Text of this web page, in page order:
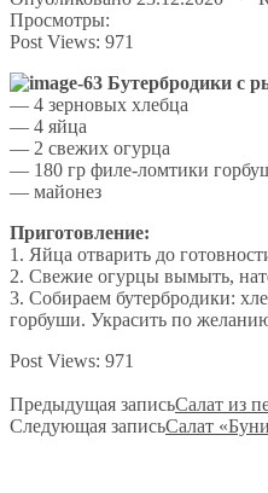
Просмотры:
Post Views: 971
— 4 зерновых хлебца
— 4 яйца
— 2 свежих огурца
— 180 гр филе-ломтики
— майонез
Приготовление:
1. Яйца отварить до
2. Свежие огурцы вымыть,
3. Собираем бутербродики:
горбуши. Украсить по
Post Views: 971
Предыдущая запись​Салат из
Следующая запись​​Салат